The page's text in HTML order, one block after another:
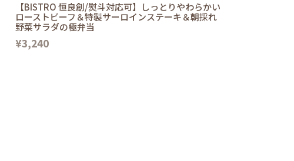
【BISTRO 恒良創/熨斗対応可】しっとりやわらかい
ローストビーフ＆特製サーロインステーキ＆朝採れ
野菜サラダの極弁当
¥3,240